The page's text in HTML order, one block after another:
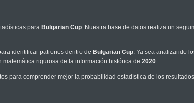
para Bulgarian Cup. Nuestra base de datos realiza un
identificar patrones dentro de Bulgarian Cup. Ya sea analizando
rigurosa de la información histórica de 2020.
para comprender mejor la probabilidad estadística de los